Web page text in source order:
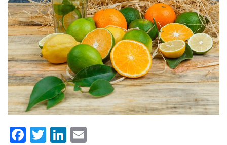
Facebook
TwitterLinkedIn